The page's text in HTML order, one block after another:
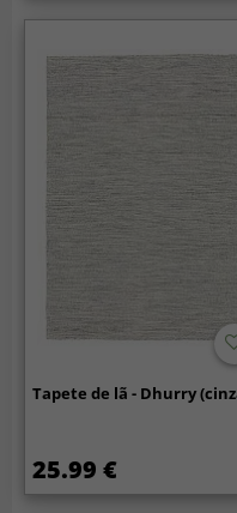
Tapete de lã - Dhurry
25.99 €